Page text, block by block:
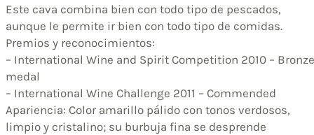
Este cava combina bien con todo tipo de pescados,
aunque le permite ir bien con todo tipo de comidas.
Premios y reconocimientos:
– International Wine and Spirit Competition 2010 – Bronze
medal
– International Wine Challenge 2011 – Commended
Apariencia: Color amarillo pálido con tonos verdosos,
limpio y cristalino; su burbuja fina se desprende